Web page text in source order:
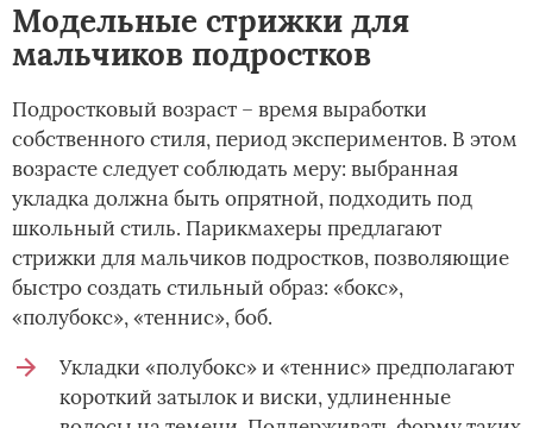
Модельные стрижки для
мальчиков подростков
Подростковый возраст – время выработки
собственного стиля, период экспериментов. В этом
возрасте следует соблюдать меру: выбранная
укладка должна быть опрятной, подходить под
школьный стиль. Парикмахеры предлагают
стрижки для мальчиков подростков, позволяющие
быстро создать стильный образ: «бокс»,
«полубокс», «теннис», боб.
Укладки «полубокс» и «теннис» предполагают
короткий затылок и виски, удлиненные